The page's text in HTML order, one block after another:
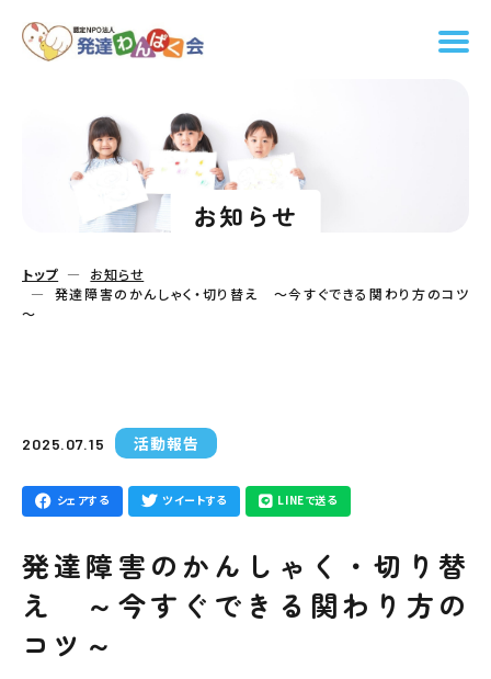
お知らせ
トップ
お知らせ
発達障害のかんしゃく・切り替え ～今すぐできる関わり方のコツ
～
2025.07.15 活動報告
シェアする ツイートする LINEで送る
発達障害のかんしゃく・切り替
え ～今すぐできる関わり方の
コツ～